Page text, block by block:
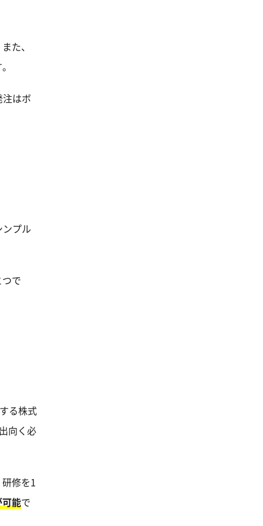
た、
はボ
プル
で
る株式
向く必
修を1
能で